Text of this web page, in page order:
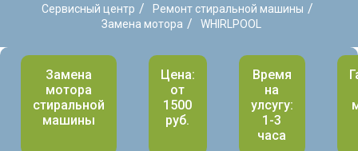
Сервисный центр / Ремонт стиральной машины /
Замена мотора / WHIRLPOOL
Замена
мотора
стиральной
машины
Цена:
от
1500
руб.
Время
на
улсугу:
1-3
часа